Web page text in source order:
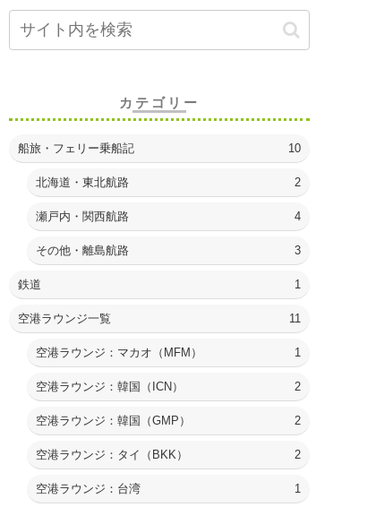
カテゴリー
船旅・フェリー乗船記 10
北海道・東北航路 2
瀬戸内・関西航路 4
その他・離島航路 3
鉄道 1
空港ラウンジ一覧 11
空港ラウンジ：マカオ（MFM） 1
空港ラウンジ：韓国（ICN） 2
空港ラウンジ：韓国（GMP） 2
空港ラウンジ：タイ（BKK） 2
空港ラウンジ：台湾 1